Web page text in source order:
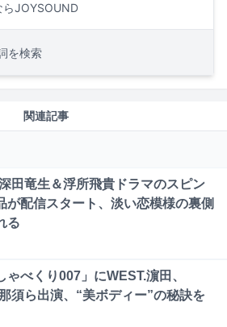
らJOYSOUND
を検索
関連記事
田竜生＆浮所飛貴ドラマのスピン
が配信スタート、淡い恋模様の裏側
る
ゃべくり007」にWEST.濵田、
須ら出演、“美ボディー”の秘訣を